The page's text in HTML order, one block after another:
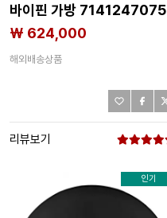
바이핀 가방 7141247075
₩ 624,000
해외배송상품
리뷰보기
인기